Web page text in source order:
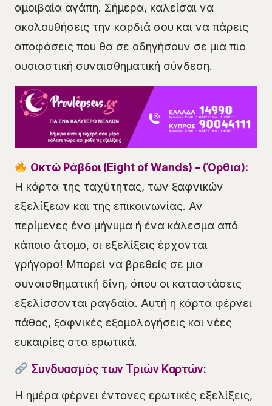
αμοιβαία αγάπη. Σήμερα, καλείσαι να
ακολουθήσεις την καρδιά σου και να πάρεις
αποφάσεις που θα σε οδηγήσουν σε μια πιο
ουσιαστική συναισθηματική σύνδεση.
Οκτώ Ράβδοι (Eight of Wands) – (Όρθια):
Η κάρτα της ταχύτητας, των ξαφνικών
εξελίξεων και της επικοινωνίας. Αν
περίμενες ένα μήνυμα ή ένα κάλεσμα από
κάποιο άτομο, οι εξελίξεις έρχονται
γρήγορα! Μπορεί να βρεθείς σε μια
συναισθηματική δίνη, όπου οι καταστάσεις
εξελίσσονται ραγδαία. Αυτή η κάρτα φέρνει
πάθος, ξαφνικές εξομολογήσεις και νέες
ευκαιρίες στα ερωτικά.
Συνδυασμός των Τριών Καρτών:
Η ημέρα φέρνει έντονες ερωτικές εξελίξεις,